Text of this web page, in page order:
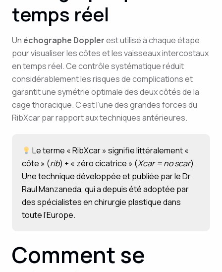
temps réel
Un échographe Dopplerest utilisé à chaque étape
pour visualiser les côtes et les vaisseaux intercostaux
en temps réel. Ce contrôle systématique réduit
considérablement les risques de complications et
garantit une symétrie optimale des deux côtés de la
cage thoracique. C’est l’une des grandes forces du
RibXcar par rapport aux techniques antérieures.
Le terme « RibXcar » signifie littéralement «
côte » (rib) + « zéro cicatrice » (Xcar = no scar).
Une technique développée et publiée par le Dr
Raul Manzaneda, qui a depuis été adoptée par
des spécialistes en chirurgie plastique dans
toute l’Europe.
Comment se